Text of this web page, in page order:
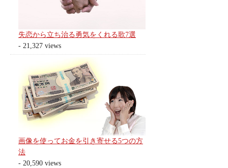
失恋から立ち治る勇気をくれる歌7選
- 21,327 views
画像を使ってお金を引き寄せる5つの方
法
- 20,590 views